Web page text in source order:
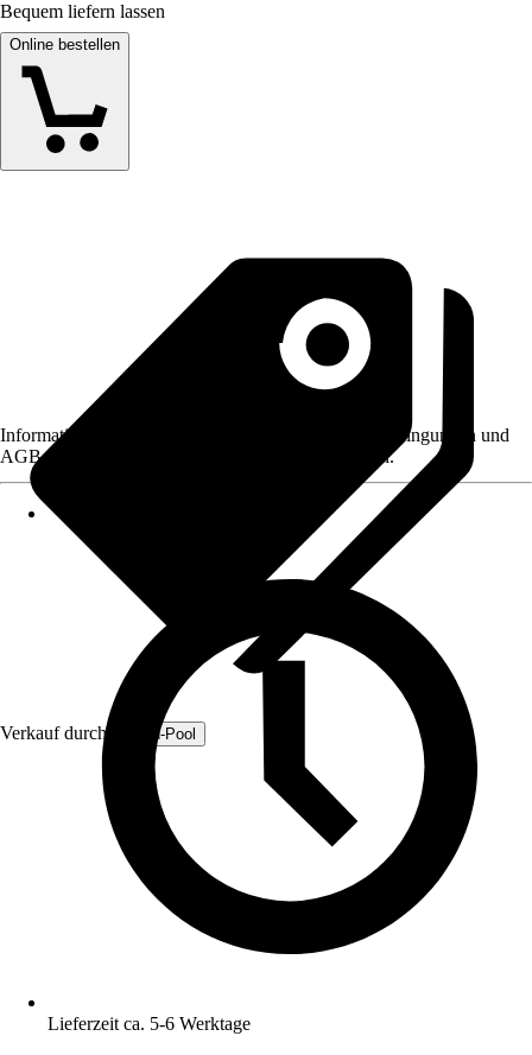
Bequem liefern lassen
Online bestellen
Verkauf durch: Fresh-Pool
Informationen des Verkäufers, wie z. B. Rückgabebedingungen und
AGB, finden Sie bei Klick auf den Verkäufernamen.
Lieferzeit ca. 5-6 Werktage